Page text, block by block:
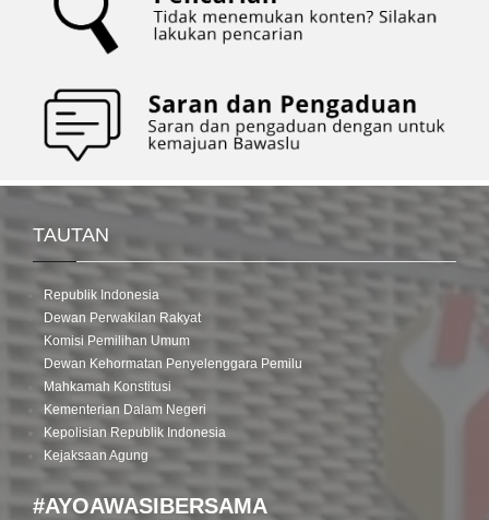
TAUTAN
Republik Indonesia
Dewan Perwakilan Rakyat
Komisi Pemilihan Umum
Dewan Kehormatan Penyelenggara Pemilu
Mahkamah Konstitusi
Kementerian Dalam Negeri
Kepolisian Republik Indonesia
Kejaksaan Agung
#AYOAWASIBERSAMA